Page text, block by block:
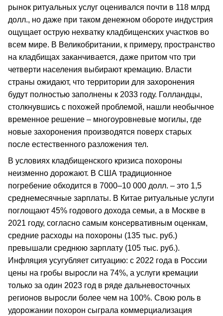
рынок ритуальных услуг оценивался почти в 118 млрд
долл., но даже при таком денежном обороте индустрия
ощущает острую нехватку кладбищенских участков во
всем мире. В Великобритании, к примеру, пространство
на кладбищах заканчивается, даже притом что три
четверти населения выбирают кремацию. Власти
страны ожидают, что территории для захоронения
будут полностью заполнены к 2033 году. Голландцы,
столкнувшись с похожей проблемой, нашли необычное
временное решение – многоуровневые могилы, где
новые захоронения производятся поверх старых
после естественного разложения тел.
В условиях кладбищенского кризиса похороны
неизменно дорожают. В США традиционное
погребение обходится в 7000–10 000 долл. – это 1,5
среднемесячные зарплаты. В Китае ритуальные услуги
поглощают 45% годового дохода семьи, а в Москве в
2021 году, согласно самым консервативным оценкам,
средние расходы на похороны (135 тыс. руб.)
превышали среднюю зарплату (105 тыс. руб.).
Инфляция усугубляет ситуацию: с 2022 года в России
цены на гробы выросли на 74%, а услуги кремации
только за один 2023 год в ряде дальневосточных
регионов выросли более чем на 100%. Свою роль в
удорожании похорон сыграла коммерциализация